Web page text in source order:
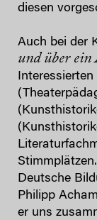
diesen
Auch bei der
und über
Deutsche
Philipp
er uns